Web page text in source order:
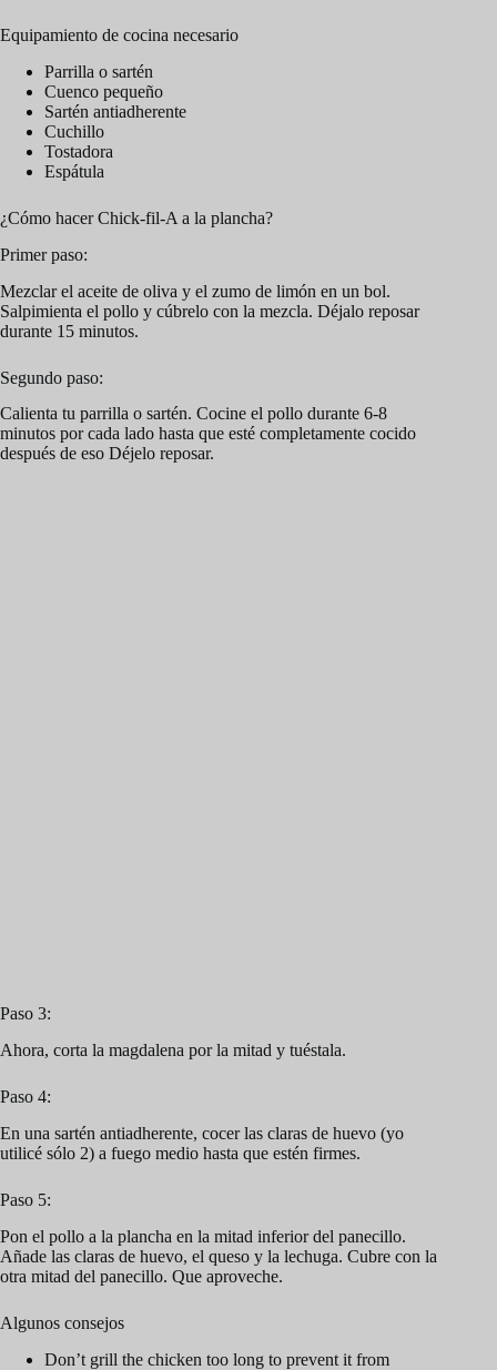
Equipamiento de cocina necesario
Parrilla o sartén
Cuenco pequeño
Sartén antiadherente
Cuchillo
Tostadora
Espátula
¿Cómo hacer Chick-fil-A a la plancha?
Primer paso:
Mezclar el aceite de oliva y el zumo de limón en un bol.
Salpimienta el pollo y cúbrelo con la mezcla. Déjalo reposar
durante 15 minutos.
Segundo paso:
Calienta tu parrilla o sartén. Cocine el pollo durante 6-8
minutos por cada lado hasta que esté completamente cocido
después de eso Déjelo reposar.
Paso 3:
Ahora, corta la magdalena por la mitad y tuéstala.
Paso 4:
En una sartén antiadherente, cocer las claras de huevo (yo
utilicé sólo 2) a fuego medio hasta que estén firmes.
Paso 5:
Pon el pollo a la plancha en la mitad inferior del panecillo.
Añade las claras de huevo, el queso y la lechuga. Cubre con la
otra mitad del panecillo. Que aproveche.
Algunos consejos
Don’t grill the chicken too long to prevent it from